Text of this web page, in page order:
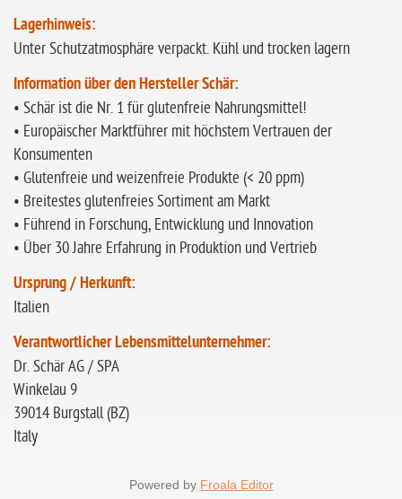
Lagerhinweis:
Unter Schutzatmosphäre verpackt. Kühl und trocken lagern
Information über den Hersteller Schär:
• Schär ist die Nr. 1 für glutenfreie Nahrungsmittel!
• Europäischer Marktführer mit höchstem Vertrauen der
Konsumenten
• Glutenfreie und weizenfreie Produkte (< 20 ppm)
• Breitestes glutenfreies Sortiment am Markt
• Führend in Forschung, Entwicklung und Innovation
• Über 30 Jahre Erfahrung in Produktion und Vertrieb
Ursprung / Herkunft:
Italien
Verantwortlicher Lebensmittelunternehmer:
Dr. Schär AG / SPA
Winkelau 9
39014 Burgstall (BZ)
Italy
Powered by Froala Editor